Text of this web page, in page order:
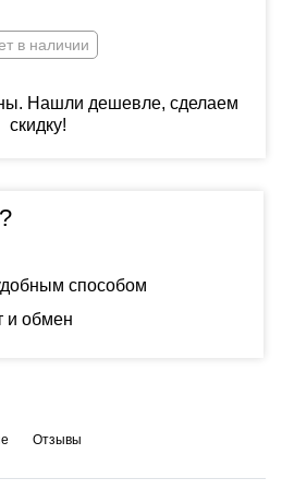
в наличии
Нашли дешевле, сделаем
скидку!
способом
и обмен
Отзывы